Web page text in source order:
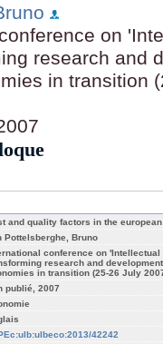
on
research and
in transition
and quality factors in the
Pottelsberghe, Bruno
conference on
research and
in transition (25-26 July
publié, 2007
42242